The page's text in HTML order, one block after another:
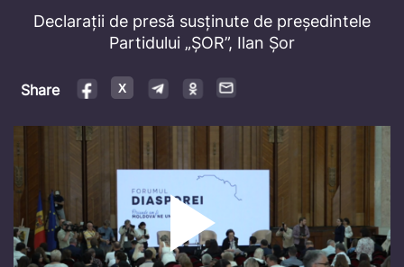
Declarații de presă susținute de președintele
Partidului „ȘOR”, Ilan Șor
Share